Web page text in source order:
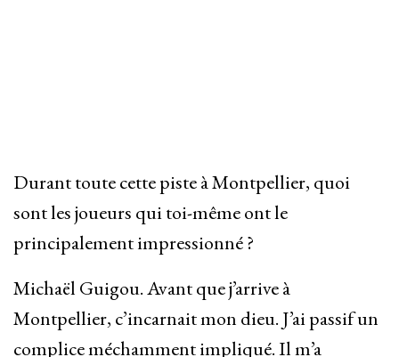
Durant toute cette piste à Montpellier, quoi
sont les joueurs qui toi-même ont le
principalement impressionné ?
Michaël Guigou. Avant que j’arrive à
Montpellier, c’incarnait mon dieu. J’ai passif un
complice méchamment impliqué. Il m’a